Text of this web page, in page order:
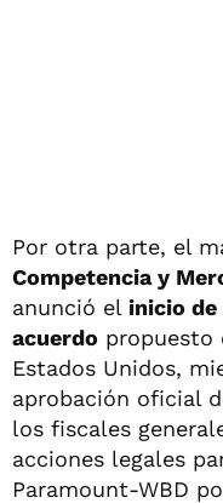
Por otra parte, el
Competencia y
anunció el inicio de
acuerdo propuesto
Estados Unidos,
aprobación oficial
los fiscales
acciones legales
Paramount-WBD